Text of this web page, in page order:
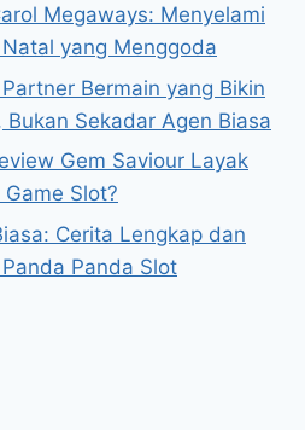
Megaways: Menyelami
yang Menggoda
Bermain yang Bikin
Sekadar Agen Biasa
Gem Saviour Layak
Slot?
Cerita Lengkap dan
Panda Slot